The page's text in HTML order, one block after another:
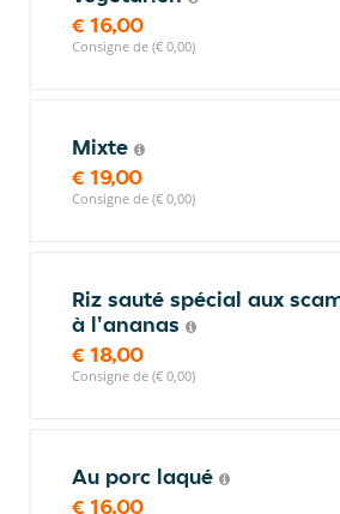
€ 16,00
Consigne de (€ 0,00)
Mixte
€ 19,00
Consigne de (€ 0,00)
Riz sauté spécial aux
à l'ananas
€ 18,00
Consigne de (€ 0,00)
Au porc laqué
€ 16,00